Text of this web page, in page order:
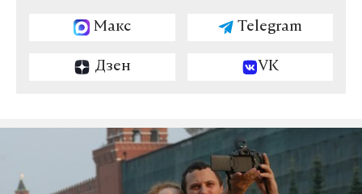
Макс Telegram
Дзен VK